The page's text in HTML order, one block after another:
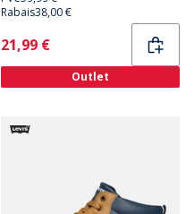
Rabais38,00 €
Current
21,99 €
Outlet